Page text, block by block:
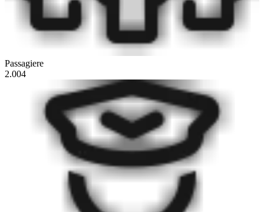
Passagiere
2.004